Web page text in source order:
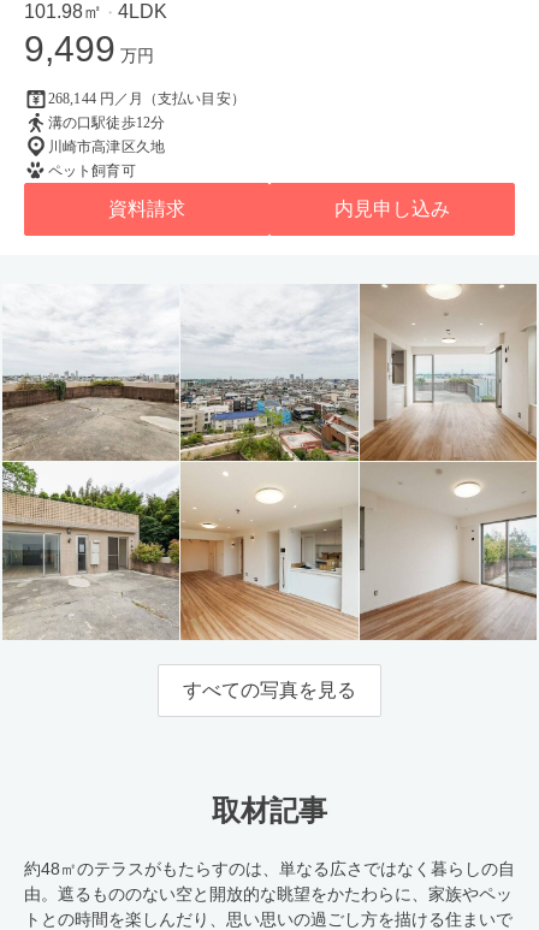
101.98㎡ ・ 4LDK
9,499 万円
268,144 円／月（支払い目安）
溝の口駅徒歩12分
川崎市高津区久地
ペット飼育可
資料請求 内見申し込み
すべての写真を見る
取材記事
約48㎡のテラスがもたらすのは、単なる広さではなく暮らしの自
由。遮るもののない空と開放的な眺望をかたわらに、家族やペッ
トとの時間を楽しんだり、思い思いの過ごし方を描ける住まいで